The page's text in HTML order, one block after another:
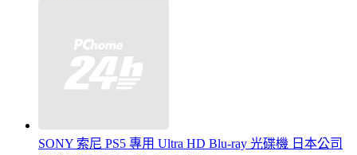
SONY 索尼 PS5 專用 Ultra HD Blu-ray 光碟機 日本公司